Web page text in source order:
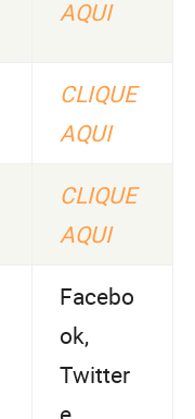
AQUI
CLIQUE
AQUI
CLIQUE
AQUI
Facebo
ok,
Twitter